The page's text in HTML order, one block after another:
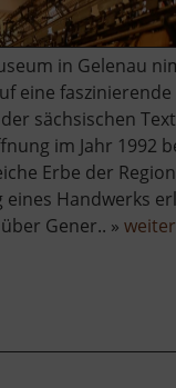
in Gelenau
eine
sächsischen
im Jahr 1992
Erbe der
eines Handwerks
Gener.. »